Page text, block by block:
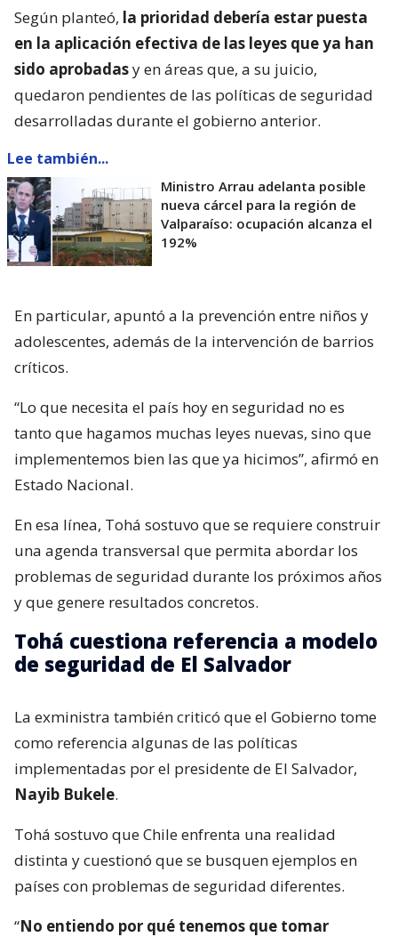
Según planteó, la prioridad debería estar puesta
en la aplicación efectiva de las leyes que ya han
sido aprobadasy en áreas que, a su juicio,
quedaron pendientes de las políticas de seguridad
desarrolladas durante el gobierno anterior.
Lee también...
Ministro Arrau adelanta posible
nueva cárcel para la región de
Valparaíso: ocupación alcanza el
192%
En particular, apuntó a la prevención entre niños y
adolescentes, además de la intervención de barrios
críticos.
“Lo que necesita el país hoy en seguridad no es
tanto que hagamos muchas leyes nuevas, sino que
implementemos bien las que ya hicimos”, afirmó en
Estado Nacional.
En esa línea, Tohá sostuvo que se requiere construir
una agenda transversal que permita abordar los
problemas de seguridad durante los próximos años
y que genere resultados concretos.
Tohá cuestiona referencia a modelo
de seguridad de El Salvador
La exministra también criticó que el Gobierno tome
como referencia algunas de las políticas
implementadas por el presidente de El Salvador,
Nayib Bukele.
Tohá sostuvo que Chile enfrenta una realidad
distinta y cuestionó que se busquen ejemplos en
países con problemas de seguridad diferentes.
“No entiendo por qué tenemos que tomar